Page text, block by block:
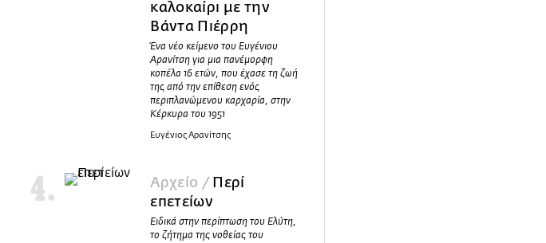
καλοκαίρι με την
Βάντα Πιέρρη
Ένα νέο κείμενο του Ευγένιου
Αρανίτση για μια πανέμορφη
κοπέλα 16 ετών, που έχασε τη ζωή
της από την επίθεση ενός
περιπλανώμενου καρχαρία, στην
Κέρκυρα του 1951
Ευγένιος Αρανίτσης
Αρχείο / Περί
επετείων
Ειδικά στην περίπτωση του Ελύτη,
το ζήτημα της νοθείας του